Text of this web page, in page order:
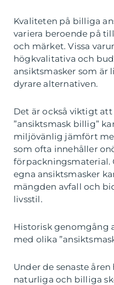
Kvaliteten på billiga
variera beroende på
och märket. Vissa
högkvalitativa och
ansiktsmasker som är
dyrare alternativen.
Det är också viktigt
”ansiktsmask billig”
miljövänlig jämfört
som ofta innehåller
förpackningsmaterial.
egna ansiktsmasker
mängden avfall och
livsstil.
Historisk genomgång
med olika
Under de senaste
naturliga och billiga